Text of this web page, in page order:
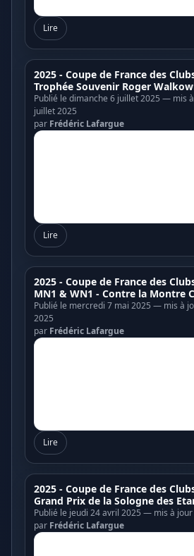
Lire
2025 - Coupe de France des
Trophée Souvenir Roger
Publié le dimanche 6 juillet 2025 — mis
juillet 2025
par Frédéric Lafargue
Lire
2025 - Coupe de France des
MN1 & WN1 - Contre la Montre
Publié le mercredi 7 mai 2025 — mis à
2025
par Frédéric Lafargue
Lire
2025 - Coupe de France des
Grand Prix de la Sologne des
Publié le jeudi 24 avril 2025 — mis à
par Frédéric Lafargue